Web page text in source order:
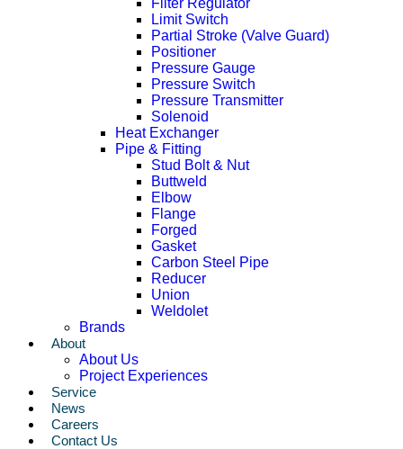
Filter Regulator
Limit Switch
Partial Stroke (Valve Guard)
Positioner
Pressure Gauge
Pressure Switch
Pressure Transmitter
Solenoid
Heat Exchanger
Pipe & Fitting
Stud Bolt & Nut
Buttweld
Elbow
Flange
Forged
Gasket
Carbon Steel Pipe
Reducer
Union
Weldolet
Brands
About
About Us
Project Experiences
Service
News
Careers
Contact Us